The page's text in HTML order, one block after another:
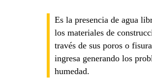
Es la presencia de agua
los materiales de
través de sus poros o
ingresa generando los
humedad.